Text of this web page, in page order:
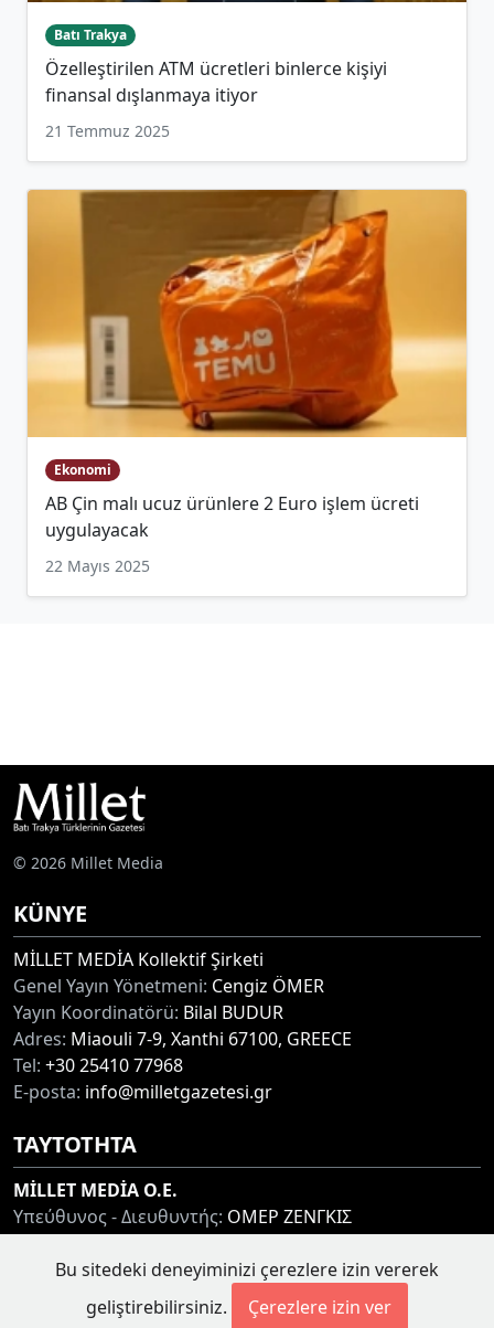
Batı Trakya
Özelleştirilen ATM ücretleri binlerce kişiyi
finansal dışlanmaya itiyor
21 Temmuz 2025
Ekonomi
AB Çin malı ucuz ürünlere 2 Euro işlem ücreti
uygulayacak
22 Mayıs 2025
© 2026 Millet Media
KÜNYE
MİLLET MEDİA Kollektif Şirketi
Genel Yayın Yönetmeni: Cengiz ÖMER
Yayın Koordinatörü: Bilal BUDUR
Adres: Miaouli 7-9, Xanthi 67100, GREECE
Tel: +30 25410 77968
E-posta: info@milletgazetesi.gr
ΤΑΥΤΟΤΗΤΑ
MİLLET MEDİA O.E.
Υπεύθυνος - Διευθυντής: ΟΜΕΡ ΖΕΝΓΚΙΣ
Διεύθυνση:ΜΙΑΟΥΛΗ 7-9, ΞΑΝΘΗ 67100
+30 25410 77968
Ηλ. Διεύθυνση:
info@milletgazetesi.gr
Bu sitedeki deneyiminizi çerezlere izin vererek
geliştirebilirsiniz.
Çerezlere izin ver